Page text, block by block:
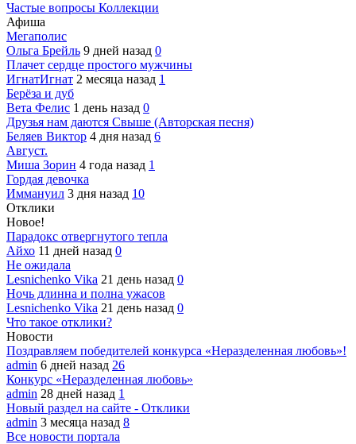
Частые вопросы Коллекции
Афиша
Мегаполис
Ольга Брейль 9 дней назад 0
Плачет сердце простого мужчины
ИгнатИгнат 2 месяца назад 1
Берёза и дуб
Вета Фелис 1 день назад 0
Друзья нам даются Свыше (Авторская песня)
Беляев Виктор 4 дня назад 6
Август.
Миша Зорин 4 года назад 1
Гордая девочка
Иммануил 3 дня назад 10
Отклики
Новое!
Парадокс отвергнутого тепла
Айхо 11 дней назад 0
Не ожидала
Lesnichenko Vika 21 день назад 0
Ночь длинна и полна ужасов
Lesnichenko Vika 21 день назад 0
Что такое отклики?
Новости
Поздравляем победителей конкурса «Неразделенная любовь»!
admin 6 дней назад 26
Конкурс «Неразделенная любовь»
admin 28 дней назад 1
Новый раздел на сайте - Отклики
admin 3 месяца назад 8
Все новости портала